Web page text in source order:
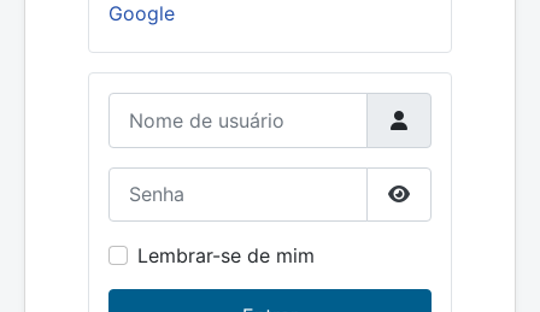
Google
Nome de usuário
Mostrar senha
Lembrar-se de mim